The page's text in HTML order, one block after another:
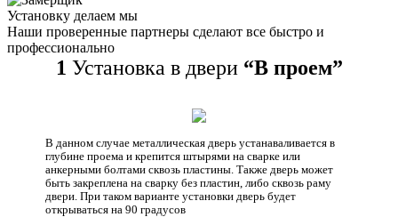
Установку делаем мы
Наши проверенные партнеры сделают все быстро и
профессионально
1 Установка в двери “В проем”
В данном случае металлическая дверь устанаваливается в
глубине проема и крепится штырями на сварке или
анкерными болтами сквозь пластины. Также дверь может
быть закреплена на сварку без пластин, либо сквозь раму
двери. При таком варианте установки дверь будет
открываться на 90 градусов